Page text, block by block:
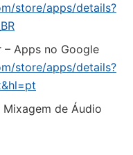
store/apps/details?
Apps no Google
store/apps/details?
de Áudio